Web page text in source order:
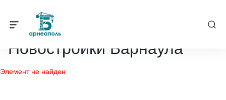
Барнеаполь /
Новостройки Барнаула
Элемент не найден